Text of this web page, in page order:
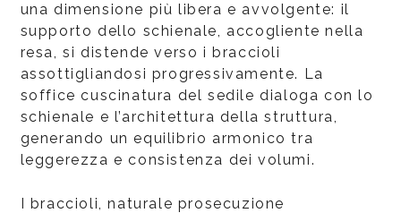
una dimensione più libera e avvolgente: il
supporto dello schienale, accogliente nella
resa, si distende verso i braccioli
assottigliandosi progressivamente. La
soffice cuscinatura del sedile dialoga con lo
schienale e l’architettura della struttura,
generando un equilibrio armonico tra
leggerezza e consistenza dei volumi.
I braccioli, naturale prosecuzione